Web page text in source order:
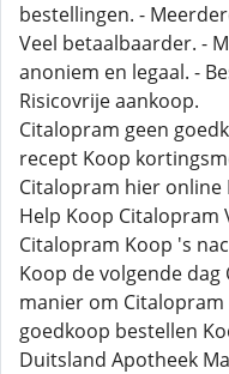
bestellingen. -
Veel betaalbaarder. -
anoniem en legaal. -
Risicovrije aankoop.
Citalopram geen
recept Koop
Citalopram hier
Help Koop Citalopram
Citalopram Koop 's
Koop de volgende
manier om
goedkoop bestellen
Duitsland Apotheek